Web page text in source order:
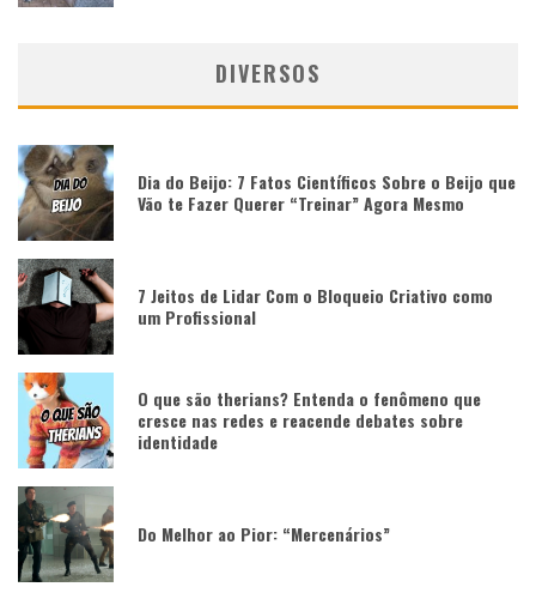
DIVERSOS
Dia do Beijo: 7 Fatos Científicos Sobre o Beijo que
Vão te Fazer Querer “Treinar” Agora Mesmo
7 Jeitos de Lidar Com o Bloqueio Criativo como
um Profissional
O que são therians? Entenda o fenômeno que
cresce nas redes e reacende debates sobre
identidade
Do Melhor ao Pior: “Mercenários”